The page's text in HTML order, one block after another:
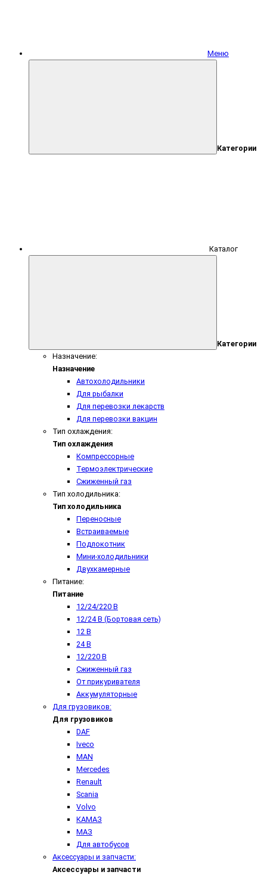
Меню
Категории
Каталог
Категории
Назначение:
Назначение
Автохолодильники
Для рыбалки
Для перевозки лекарств
Для перевозки вакцин
Тип охлаждения:
Тип охлаждения
Компрессорные
Термоэлектрические
Сжиженный газ
Тип холодильника:
Тип холодильника
Переносные
Встраиваемые
Подлокотник
Мини-холодильники
Двухкамерные
Питание:
Питание
12/24/220 В
12/24 В (Бортовая сеть)
12 В
24 В
12/220 В
Сжиженный газ
От прикуривателя
Аккумуляторные
Для грузовиков:
Для грузовиков
DAF
Iveco
MAN
Mercedes
Renault
Scania
Volvo
КАМАЗ
МАЗ
Для автобусов
Аксессуары и запчасти:
Аксессуары и запчасти